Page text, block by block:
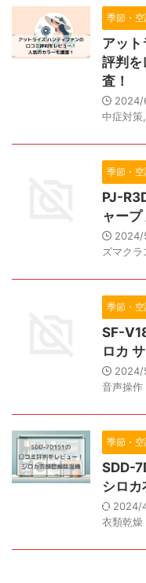
季節・
アット
評判を
査！
2024/
中症対策
季節・
PJ-
ャープ
2024/
ズマクラ
季節・
SF-
ロカ
2024/
音声操作
季節・
SDD-
シロカ
2024/
衣類乾燥